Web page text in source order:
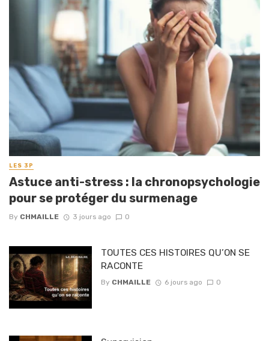
LES 3P
Astuce anti-stress : la chronopsychologie
pour se protéger du surmenage
By CHMAILLE 3 jours ago 0
TOUTES CES HISTOIRES QU’ON SE
RACONTE
By CHMAILLE 6 jours ago 0